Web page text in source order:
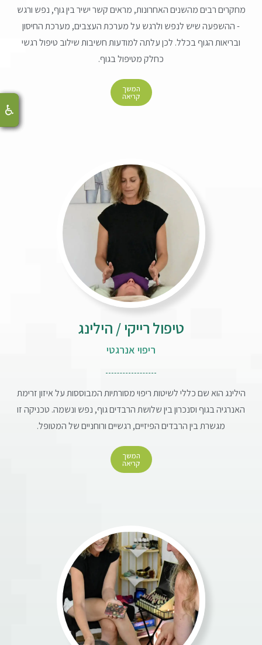
מחקרים רבים מהשנים האחרונות, מראים קשר ישיר בין גוף, נפש ורגש
- ההשפעה שיש לנפש ולרגש על מערכת העצבים, מערכת החיסון
ובריאות הגוף בכלל. לכן עלתה למודעות חשיבות שילוב טיפול רגשי
כחלק מטיפול בגוף.
המשך
קריאה
טיפול רייקי / הילינג
ריפוי אנרגטי
הילינג הוא שם כללי לשיטות ריפוי מסורתיות המבוססות על איזון זרימת
האנרגיה בגוף וסנכרון בין שלושת הרבדים גוף, נפש ונשמה. טכניקה זו
מגשרת בין הרבדים הפיזיים, רגשיים ורוחניים של המטופל.
המשך
קריאה
♿
♿
♿